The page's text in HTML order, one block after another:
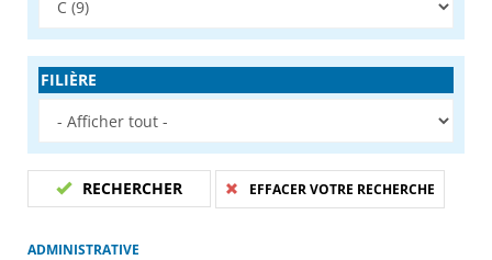
FILIÈRE
RECHERCHER EFFACER VOTRE RECHERCHE
ADMINISTRATIVE